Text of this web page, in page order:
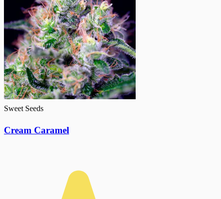
Sweet Seeds
Cream Caramel